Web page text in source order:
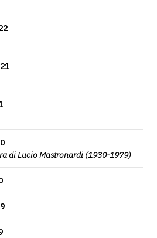
di Lucio Mastronardi (1930-1979)